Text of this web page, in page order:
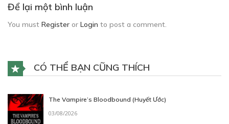
Để lại một bình luận
You must Register or Login to post a comment.
CÓ THỂ BẠN CŨNG THÍCH
The Vampire’s Bloodbound (Huyết Ước)
03/08/2026